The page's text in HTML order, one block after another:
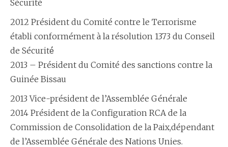
Sécurité
2012 Président du Comité contre le Terrorisme
établi conformément à la résolution 1373 du Conseil
de Sécurité́
2013 – P​résident du Comité des sanctions contre la
Guinée Bissau
2013 Vice-président de l’Assemblée Générale
2014 Président de la Configuration RCA de la
Commission de Consolidation de la Paix,dépendant
de l’Assemblée Générale des Nations Unies.